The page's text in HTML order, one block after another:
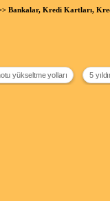
Bankalar, Kredi Kartları,
yükseltme yolları 5